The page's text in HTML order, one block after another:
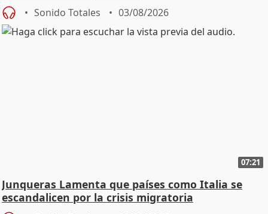
Sonido Totales 03/08/2026
07:21
Junqueras Lamenta que países como Italia se
escandalicen por la crisis migratoria